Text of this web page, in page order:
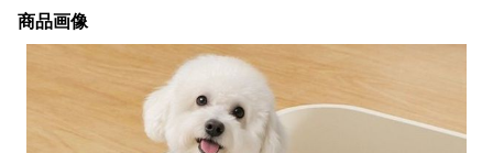
商品画像